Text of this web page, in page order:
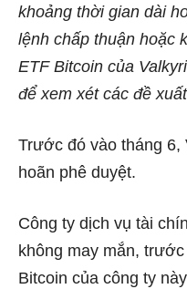
khoảng thời gian dài
lệnh chấp thuận hoặc
ETF Bitcoin của
để xem xét các đề
Trước đó vào tháng 6,
hoãn phê duyệt.
Công ty dịch vụ tài
không may mắn,
Bitcoin của công ty